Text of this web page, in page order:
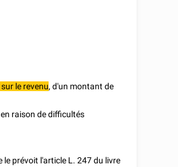
le revenu, d'un montant de
raison de difficultés
le prévoit l'article L. 247 du livre